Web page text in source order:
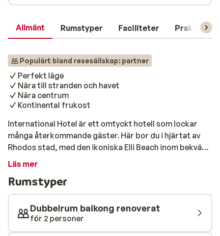
Allmänt Rumstyper Faciliteter Praktisk
Populärt bland resesällskap: partner
Perfekt läge
Nära till stranden och havet
Nära centrum
Kontinental frukost
International Hotel är ett omtyckt hotell som lockar
många återkommande gäster. Här bor du i hjärtat av
Rhodos stad, med den ikoniska Elli Beach inom bekvämt
gångavstånd. Runt hörnet väntar ett brett utbud av
barer. Med en kontinental frukost inkluderad kan du
börja dagen lugnt och njuta av en perfekt start på
semestern. Ca 300 meter från hotellet ligger den
berömda stranden, Elli Beach, som anses vara den
vackraste stranden i medelhavet. Stranden består av
Läs mer
Rumstyper
Dubbelrum balkong renoverat
för 2 personer